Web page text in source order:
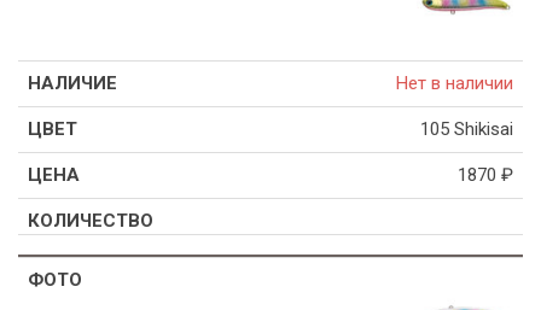
Нет в наличии
105 Shikisai
1870 ₽